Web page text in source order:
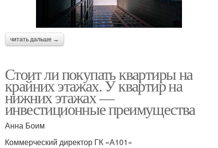
читать дальше →
Стоит ли покупать квартиры на
крайних этажах. У квартир на
нижних этажах —
инвестиционные преимущества
Анна Боим
Коммерческий директор ГК «А101»